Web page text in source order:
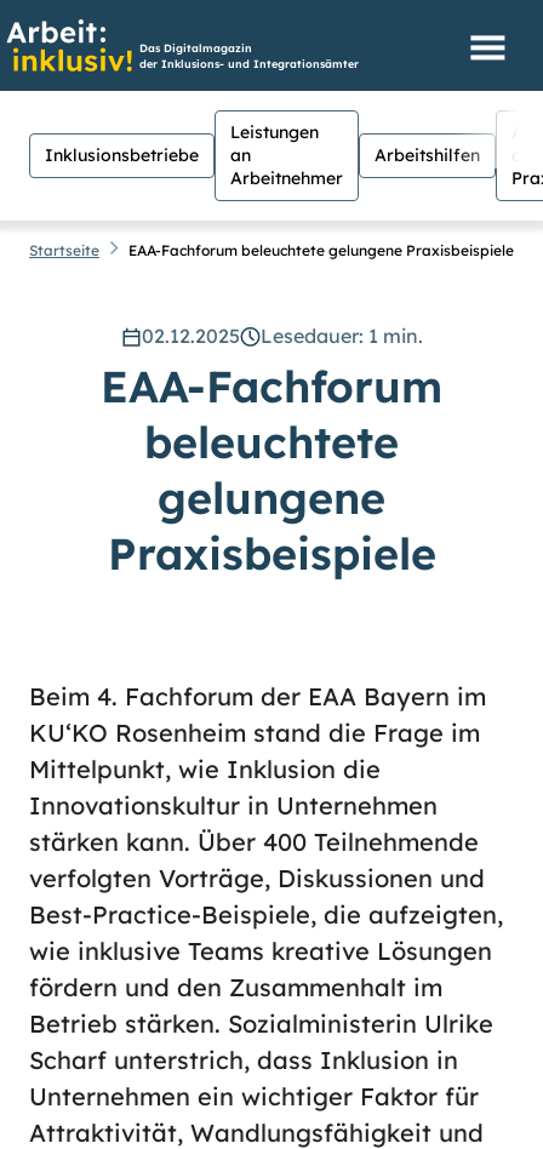
Das Digitalmagazin
der Inklusions- und Integrationsämter
Inklusionsbetriebe
Leistungen
an
Arbeitnehmer
Arbeitshilfen
Suche schließen
Hilfen
Für Menschen mit Sehschwäche
besteht hier die Möglichkeit, den
Kontrast stärker einzustellen.
(Klicken Sie dazu beiKontrastauf
hoch.) Für eine bessere Lesbarkeit
können Sie außerdem die Schrift
Übrigens: Unsere Videos sind mit
Untertiteln versehen.
Leichte Sprache
Gebärdensprache (DGS)
Animationen
an
aus
Schriftgröße
normal
groß
Startseite EAA-Fachforum beleuchtete gelungene Praxisbeispiele
02.12.2025 Lesedauer: 1 min.
EAA-Fachforum
beleuchtete
gelungene
Praxisbeispiele
Beim 4. Fachforum der EAA Bayern im
KU‘KO Rosenheim stand die Frage im
Mittelpunkt, wie Inklusion die
Innovationskultur in Unternehmen
stärken kann. Über 400 Teilnehmende
verfolgten Vorträge, Diskussionen und
Best-Practice-Beispiele, die aufzeigten,
wie inklusive Teams kreative Lösungen
fördern und den Zusammenhalt im
Betrieb stärken. Sozialministerin Ulrike
Scharf unterstrich, dass Inklusion in
Unternehmen ein wichtiger Faktor für
Attraktivität, Wandlungsfähigkeit und